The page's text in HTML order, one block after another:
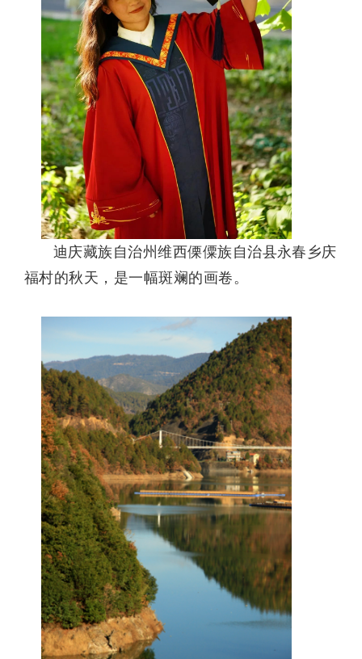
迪庆藏族自治州维西傈僳族自治县永春乡庆
福村的秋天，是一幅斑斓的画卷。